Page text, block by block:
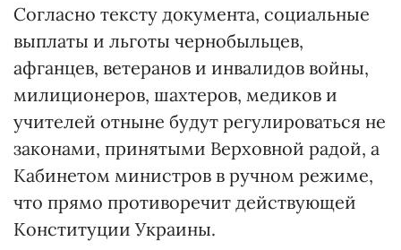
Согласно тексту документа, социальные
выплаты и льготы чернобыльцев,
афганцев, ветеранов и инвалидов войны,
милиционеров, шахтеров, медиков и
учителей отныне будут регулироваться не
законами, принятыми Верховной радой, а
Кабинетом министров в ручном режиме,
что прямо противоречит действующей
Конституции Украины.